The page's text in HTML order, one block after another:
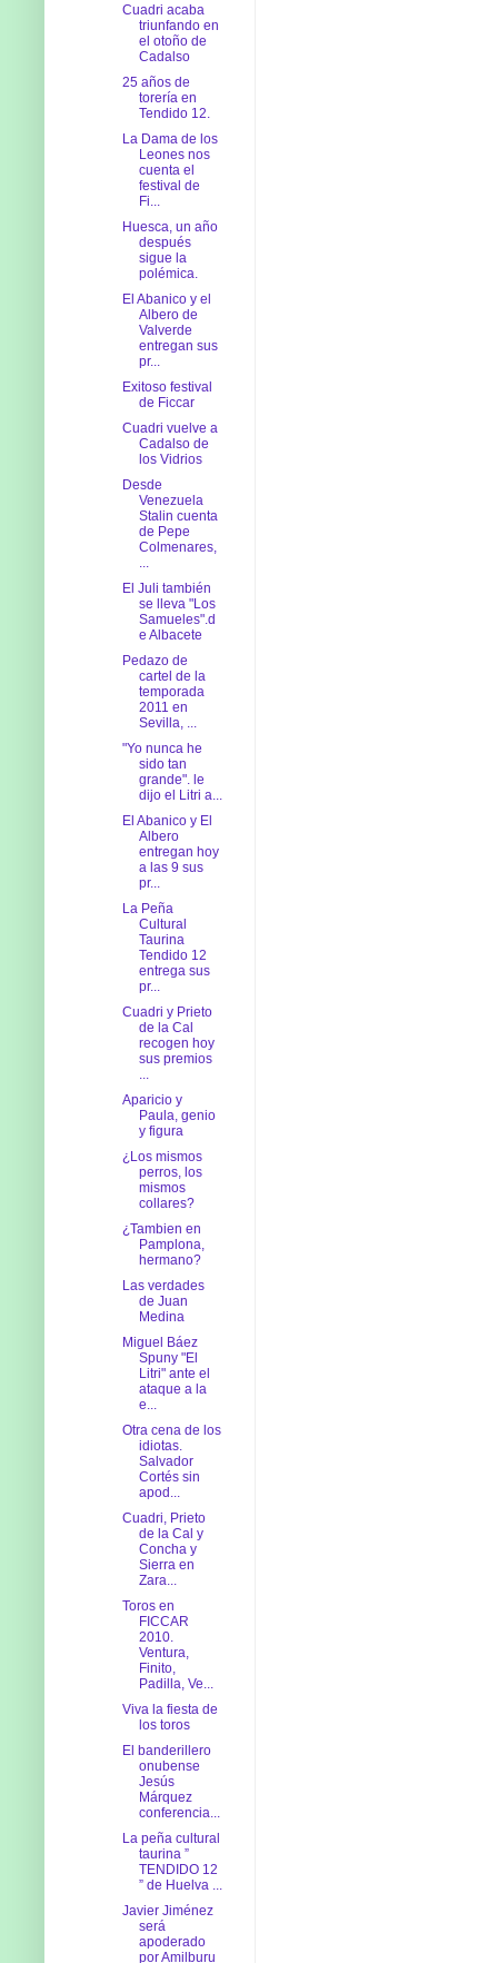
Cuadri acaba
triunfando en
el otoño de
Cadalso
25 años de
torería en
Tendido 12.
La Dama de los
Leones nos
cuenta el
festival de
Fi...
Huesca, un año
después
sigue la
polémica.
El Abanico y el
Albero de
Valverde
entregan sus
pr...
Exitoso festival
de Ficcar
Cuadri vuelve a
Cadalso de
los Vidrios
Desde
Venezuela
Stalin cuenta
de Pepe
Colmenares,
El Juli también
se lleva "Los
Samueles".d
e Albacete
Pedazo de
cartel de la
temporada
2011 en
Sevilla, ...
"Yo nunca he
sido tan
grande". le
dijo el Litri a...
El Abanico y El
Albero
entregan hoy
a las 9 sus
pr...
La Peña
Cultural
Taurina
Tendido 12
entrega sus
pr...
Cuadri y Prieto
de la Cal
recogen hoy
sus premios
Aparicio y
Paula, genio
y figura
¿Los mismos
perros, los
mismos
collares?
¿Tambien en
Pamplona,
hermano?
Las verdades
de Juan
Medina
Miguel Báez
Spuny "El
Litri" ante el
ataque a la
e...
Otra cena de los
idiotas.
Salvador
Cortés sin
apod...
Cuadri, Prieto
de la Cal y
Concha y
Sierra en
Zara...
Toros en
FICCAR
2010.
Ventura,
Finito,
Padilla, Ve...
Viva la fiesta de
los toros
El banderillero
onubense
Jesús
Márquez
conferencia...
La peña cultural
taurina ”
TENDIDO 12
” de Huelva ...
Javier Jiménez
será
apoderado
por Amilburu